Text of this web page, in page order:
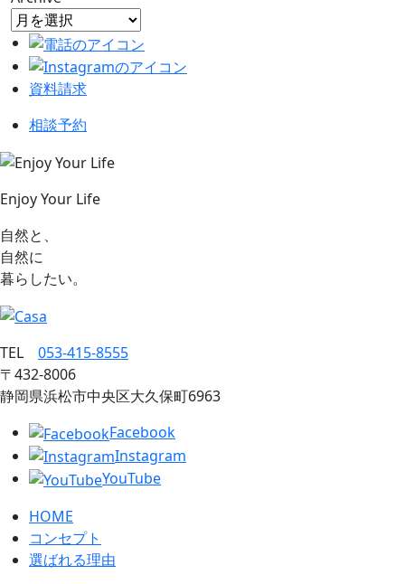
資料請求
相談予約
Enjoy Your Life
自然と、
自然に
暮らしたい。
TEL 053‐415‐8555
〒432‐8006
静岡県浜松市中央区大久保町6963
Facebook
Instagram
YouTube
HOME
コンセプト
選ばれる理由